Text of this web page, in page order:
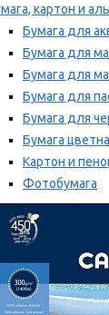
картон и
Бумага для
Бумага для
Бумага для
Бумага для
Бумага для
Бумага
Картон и
Фотобумага
рекомендуем